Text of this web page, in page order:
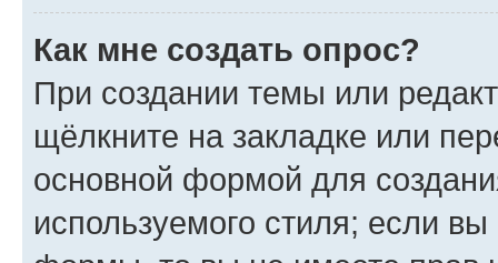
Как мне создать опрос?
При создании темы или
щёлкните на закладке или
основной формой для
используемого стиля; если